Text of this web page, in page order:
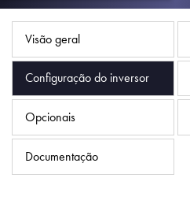
Visão geral
Configuração do inversor
Opcionais
Documentação